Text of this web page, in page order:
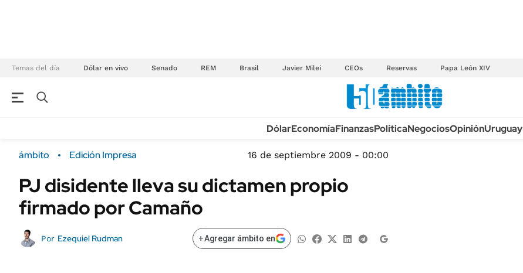
Temas del día Dólar en vivo Senado REM Brasil Javier Milei CEOs Reservas Papa León XIV
Campo
FINANZAS
Mercados
Sustentabilidad
Seguros
POLÍTICA
TECNOLOGÍA
MÉXICO
MUNDO
DólarEconomíaFinanzasPolíticaNegociosOpiniónUruguay
ámbito Edición Impresa 16 de septiembre 2009 - 00:00
PJ disidente lleva su dictamen propio
firmado por Camaño
Por Ezequiel Rudman +Agregar ámbito en